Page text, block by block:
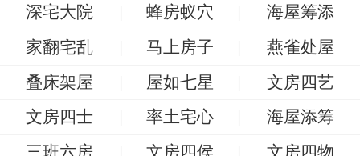
深宅大院
蜂房蚁穴
海屋筹添
家翻宅乱
马上房子
燕雀处屋
叠床架屋
屋如七星
文房四艺
文房四士
率土宅心
海屋添筹
三班六房
文房四侯
文房四物